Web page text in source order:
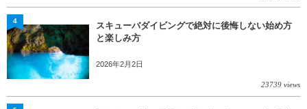
スキューバダイビングで絶対に後悔しない始め方
と楽しみ方
2026年2月2日
23739 views
4